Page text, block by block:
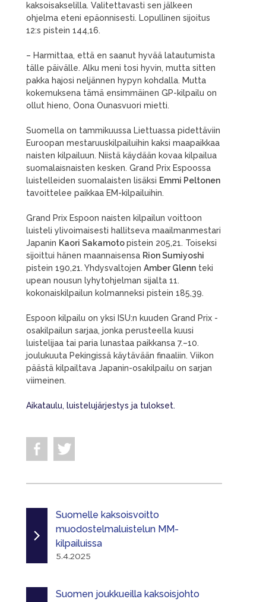
kaksoisakselilla. Valitettavasti sen jälkeen
ohjelma eteni epäonnisesti. Lopullinen sijoitus
12:s pistein 144,16.
– Harmittaa, että en saanut hyvää latautumista
tälle päivälle. Alku meni tosi hyvin, mutta sitten
pakka hajosi neljännen hypyn kohdalla. Mutta
kokemuksena tämä ensimmäinen GP-kilpailu on
ollut hieno, Oona Ounasvuori mietti.
Suomella on tammikuussa Liettuassa pidettäviin
Euroopan mestaruuskilpailuihin kaksi maapaikkaa
naisten kilpailuun. Niistä käydään kovaa kilpailua
suomalaisnaisten kesken. Grand Prix Espoossa
luistelleiden suomalaisten lisäksi Emmi Peltonen
tavoittelee paikkaa EM-kilpailuihin.
Grand Prix Espoon naisten kilpailun voittoon
luisteli ylivoimaisesti hallitseva maailmanmestari
Japanin Kaori Sakamotopistein 205,21. Toiseksi
sijoittui hänen maannaisensa Rion Sumiyoshi
pistein 190,21. Yhdysvaltojen Amber Glenn teki
upean nousun lyhytohjelman sijalta 11.
kokonaiskilpailun kolmanneksi pistein 185,39.
Espoon kilpailu on yksi ISU:n kuuden Grand Prix -
osakilpailun sarjaa, jonka perusteella kuusi
luistelijaa tai paria lunastaa paikkansa 7.–10.
joulukuuta Pekingissä käytävään finaaliin. Viikon
päästä kilpailtava Japanin-osakilpailu on sarjan
viimeinen.
Aikataulu, luistelujärjestys ja tulokset.
Suomelle kaksoisvoitto
muodostelmaluistelun MM-
kilpailuissa
5.4.2025
Suomen joukkueilla kaksoisjohto